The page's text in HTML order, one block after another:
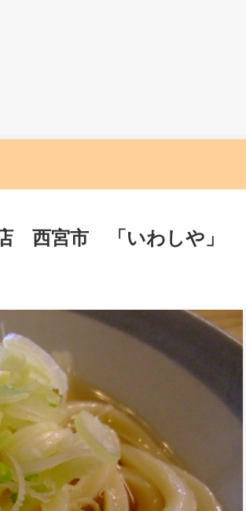
西宮市 「いわしや」